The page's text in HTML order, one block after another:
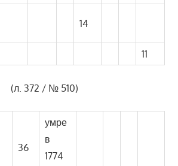
14
11
(л. 372 / № 510)
36
умре
в
1774